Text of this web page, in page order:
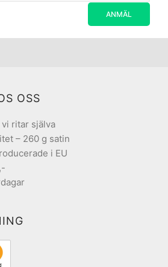
OSS
ritar själva
– 260 g satin
i EU